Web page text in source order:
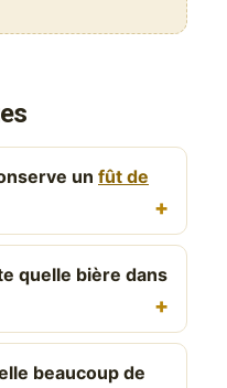
un fût de
quelle bière dans
beaucoup de